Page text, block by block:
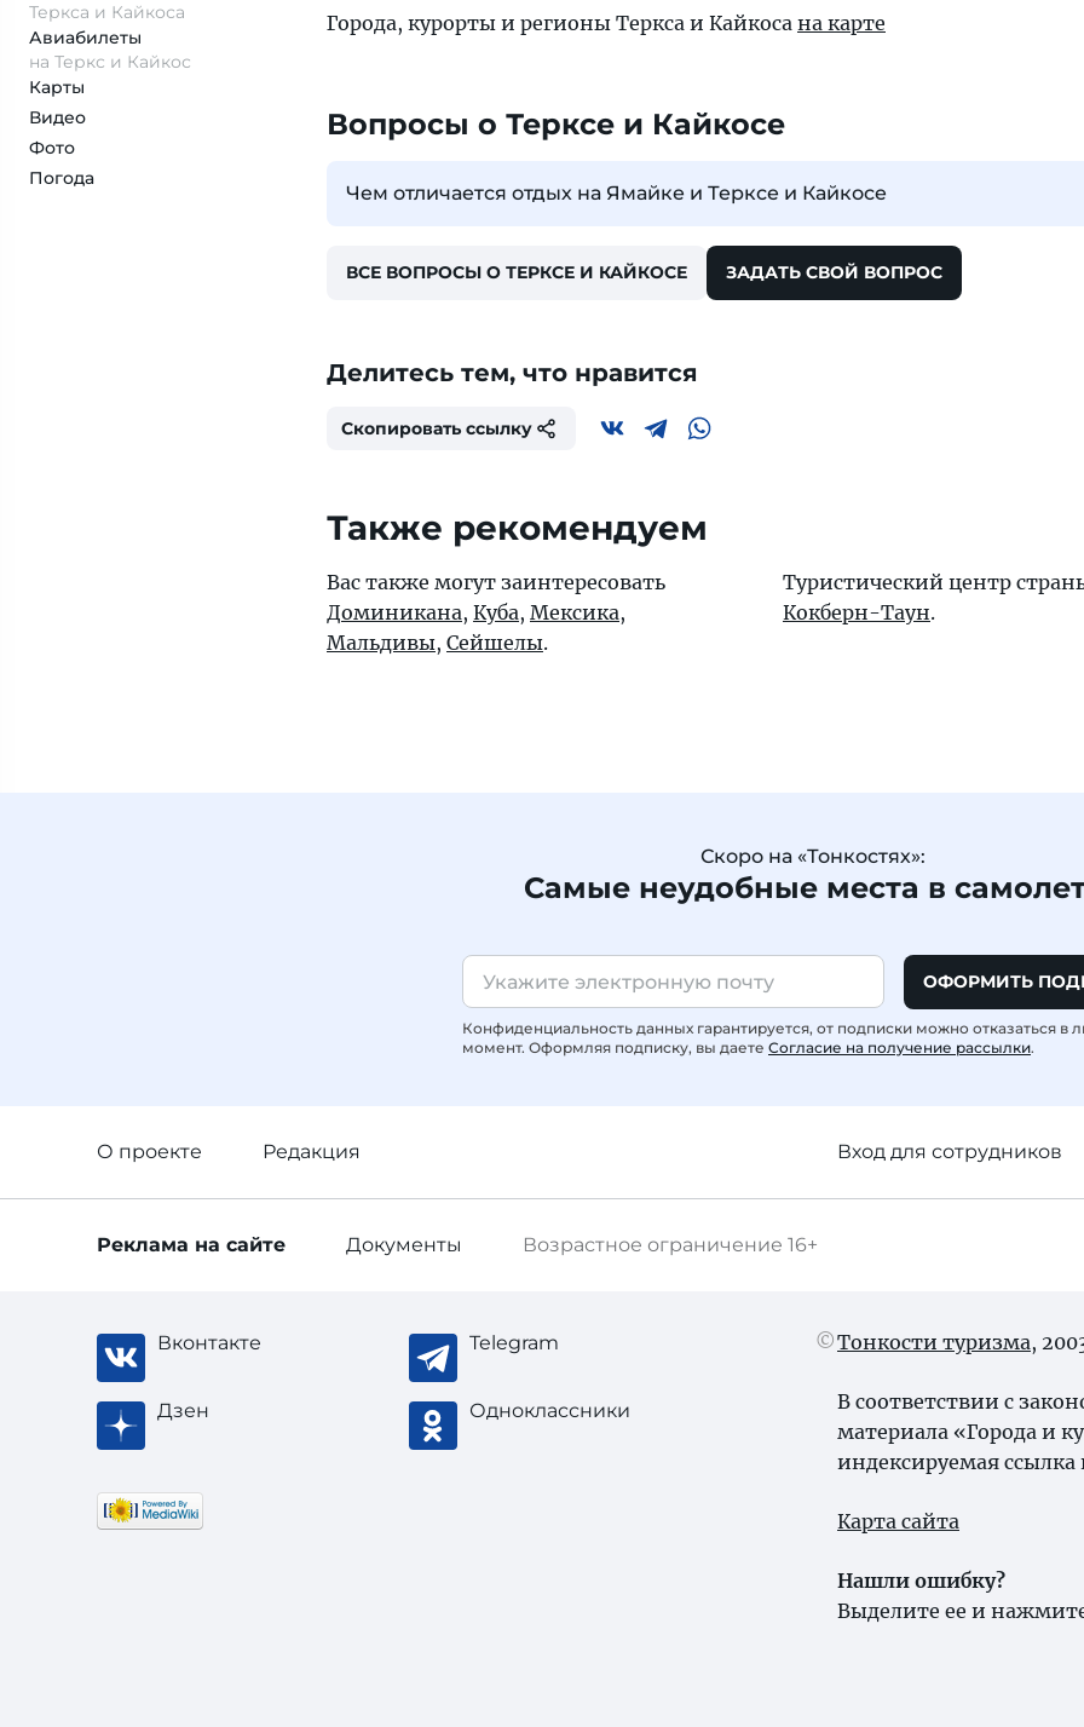
Теркса и Кайкоса
Авиабилеты
на Теркс и Кайкос
Карты
Видео
Фото
Погода
Города, курорты и регионы Теркса и Кайкоса на карте
Вопросы о Терксе и Кайкосе
Чем отличается отдых на Ямайке и Терксе и Кайкосе
ВСЕ ВОПРОСЫ О ТЕРКСЕ И КАЙКОСЕ ЗАДАТЬ СВОЙ ВОПРОС
Делитесь тем, что нравится
Скопировать ссылку
Также рекомендуем
Вас также могут заинтересовать
Доминикана, Куба, Мексика,
Мальдивы, Сейшелы.
Туристический центр
Кокберн-Таун.
Скоро на «Тонкостях»:
Самые неудобные места в
ОФОРМИТЬ
Конфиденциальность данных гарантируется, от подписки можно отказаться в
момент. Оформляя подписку, вы даете Согласие на получение рассылки.
О проекте Редакция Вход для сотрудников
Возрастное ограничение 16+
Реклама на сайте Документы
Вконтакте Telegram
Дзен Одноклассники
Тонкости туризма,
В соответствии с
материала «Города и
индексируемая ссылка
Карта сайта
Нашли ошибку?
Выделите ее и